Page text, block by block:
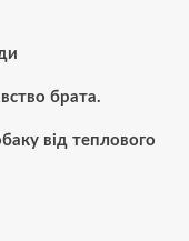
брата.
від теплового